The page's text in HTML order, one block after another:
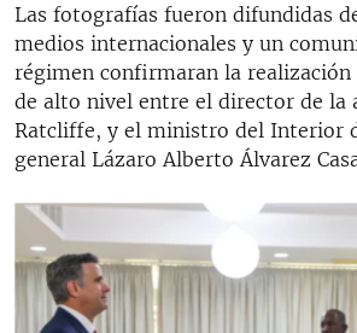
Las fotografías fueron difundidas
medios internacionales y un
régimen confirmaran la realización
de alto nivel entre el director de la
Ratcliffe, y el ministro del Interior
general Lázaro Alberto Álvarez